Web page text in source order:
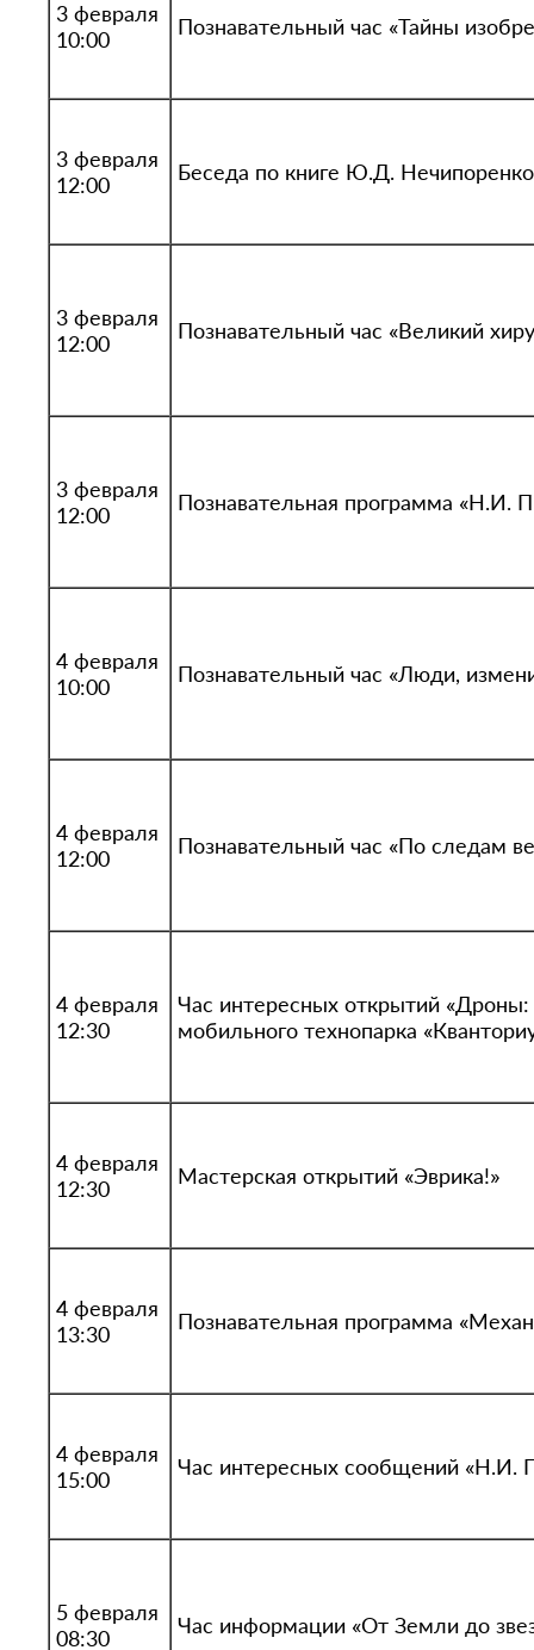
3 февраля
10:00
Познавательный час «Тайны
3 февраля
12:00
Беседа по книге Ю.Д.
3 февраля
12:00
Познавательный час «Великий
3 февраля
12:00
Познавательная программа «Н.И.
4 февраля
10:00
Познавательный час «Люди,
4 февраля
12:00
Познавательный час «По следам
4 февраля
12:30
Час интересных открытий
мобильного технопарка
4 февраля
12:30
Мастерская открытий «Эврика!»
4 февраля
13:30
Познавательная программа
4 февраля
15:00
Час интересных сообщений «Н.И.
5 февраля
08:30
Час информации «От Земли до